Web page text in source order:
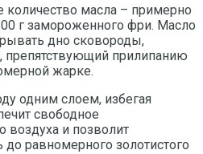
количество масла – примерно
г замороженного фри. Масло
дно сковороды,
препятствующий прилипанию
жарке.
одним слоем, избегая
свободное
воздуха и позволит
равномерного золотистого